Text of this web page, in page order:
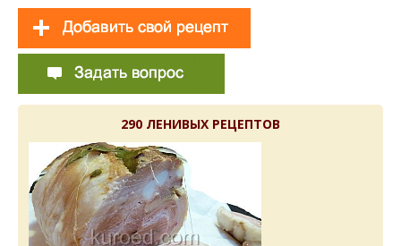
290 ЛЕНИВЫХ РЕЦЕПТОВ